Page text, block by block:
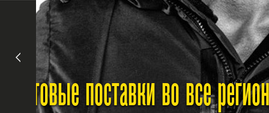
Оптовые поставки во все